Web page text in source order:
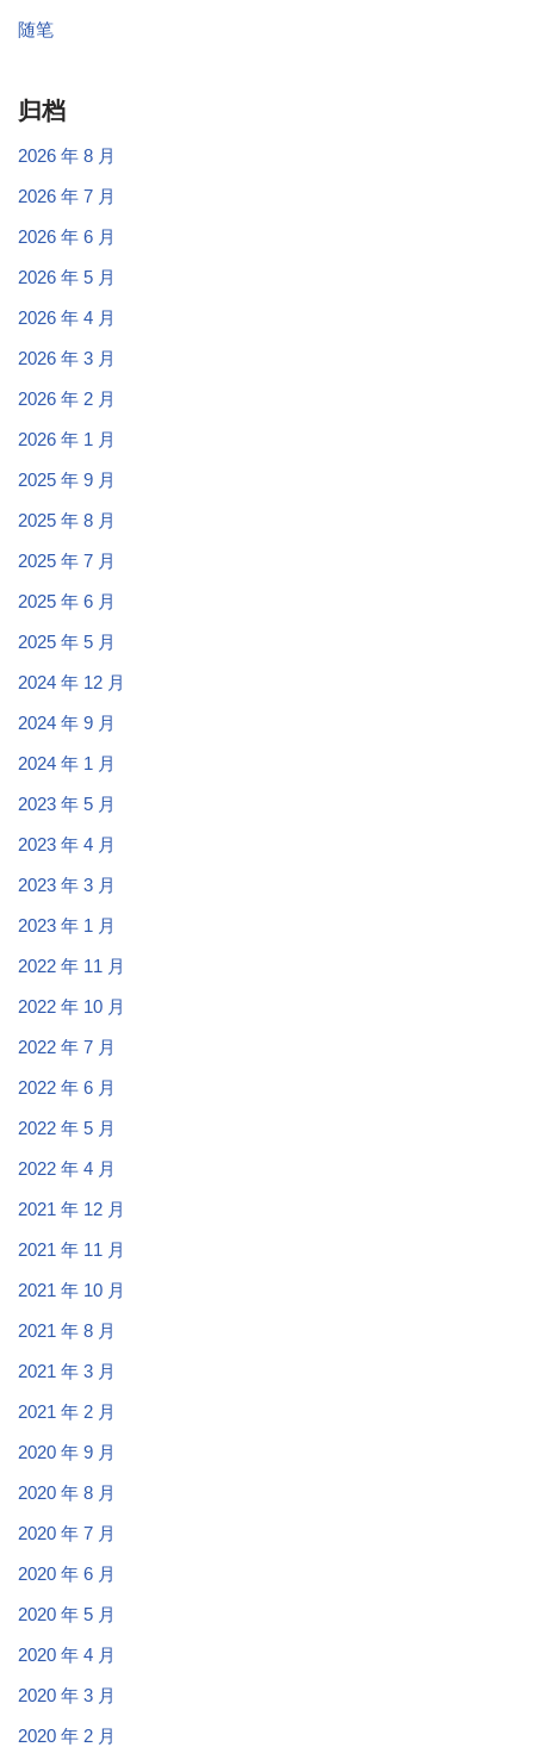
随笔
归档
2026 年 8 月
2026 年 7 月
2026 年 6 月
2026 年 5 月
2026 年 4 月
2026 年 3 月
2026 年 2 月
2026 年 1 月
2025 年 9 月
2025 年 8 月
2025 年 7 月
2025 年 6 月
2025 年 5 月
2024 年 12 月
2024 年 9 月
2024 年 1 月
2023 年 5 月
2023 年 4 月
2023 年 3 月
2023 年 1 月
2022 年 11 月
2022 年 10 月
2022 年 7 月
2022 年 6 月
2022 年 5 月
2022 年 4 月
2021 年 12 月
2021 年 11 月
2021 年 10 月
2021 年 8 月
2021 年 3 月
2021 年 2 月
2020 年 9 月
2020 年 8 月
2020 年 7 月
2020 年 6 月
2020 年 5 月
2020 年 4 月
2020 年 3 月
2020 年 2 月